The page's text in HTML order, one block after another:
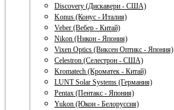
Discovery (Дискавери - США)
Konus (Конус - Италия)
Veber (Вебер - Китай)
Nikon (Никон - Япония)
Vixen Optics (Виксен Оптикс - Япония)
Celestron (Селестрон - США)
Kromatech (Кроматек - Китай)
LUNT Solar Systems (Германия)
Pentax (Пентакс - Япония)
Yukon (Юкон - Белоруссия)